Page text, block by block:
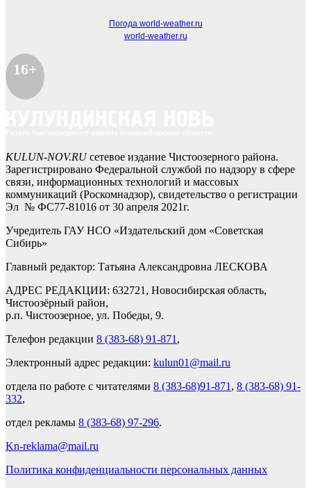
Погода world-weather.ru
world-weather.ru
16+
KULUN-NOV.RUсетевое издание Чистоозерного района.
Зарегистрировано Федеральной службой по надзору в сфере
связи, информационных технологий и массовых
коммуникаций (Роскомнадзор), свидетельство о регистрации
Эл № ФС77-81016 от 30 апреля 2021г.
Учредитель ГАУ НСО «Издательский дом «Советская
Сибирь»
Главный редактор: Татьяна Александровна ЛЕСКОВА
АДРЕС РЕДАКЦИИ: 632721, Новосибирская область,
Чистоозёрный район,
р.п. Чистоозерное, ул. Победы, 9.
Телефон редакции 8 (383-68) 91-871 ,
Электронный адрес редакции: kulun01@mail.ru
отдела по работе с читателями 8 (383-68)91-871 , 8 (383-68) 91-
332,
отдел рекламы 8 (383-68) 97-296.
Kn-reklama@mail.ru
Политика конфиденциальности персональных данных